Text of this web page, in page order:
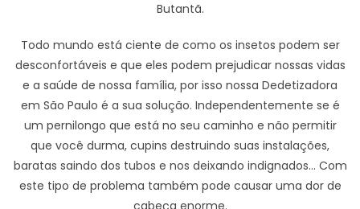
Butantã.
Todo mundo está ciente de como os insetos podem ser
desconfortáveis e que eles podem prejudicar nossas vidas
e a saúde de nossa família, por isso nossa Dedetizadora
em São Paulo é a sua solução. Independentemente se é
um pernilongo que está no seu caminho e não permitir
que você durma, cupins destruindo suas instalações,
baratas saindo dos tubos e nos deixando indignados... Com
este tipo de problema também pode causar uma dor de
cabeça enorme.